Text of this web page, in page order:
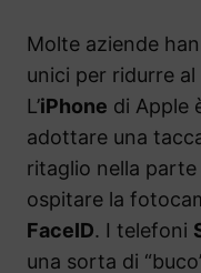
Molte aziende
unici per ridurre
L’iPhone di Apple
adottare una
ritaglio nella
ospitare la
FaceID. I telefoni
una sorta di